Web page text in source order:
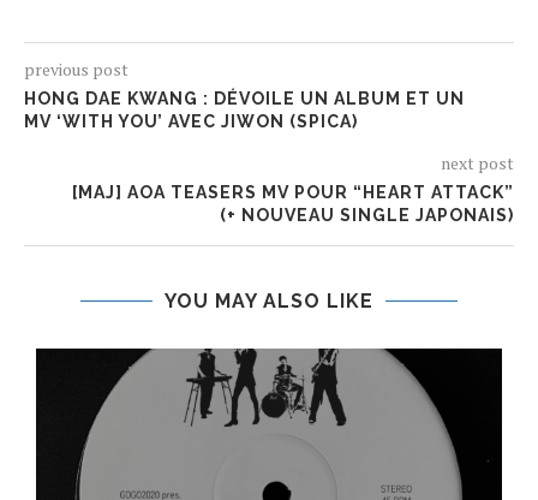
previous post
HONG DAE KWANG : DÉVOILE UN ALBUM ET UN
MV ‘WITH YOU’ AVEC JIWON (SPICA)
next post
[MAJ] AOA TEASERS MV POUR “HEART ATTACK”
(+ NOUVEAU SINGLE JAPONAIS)
YOU MAY ALSO LIKE